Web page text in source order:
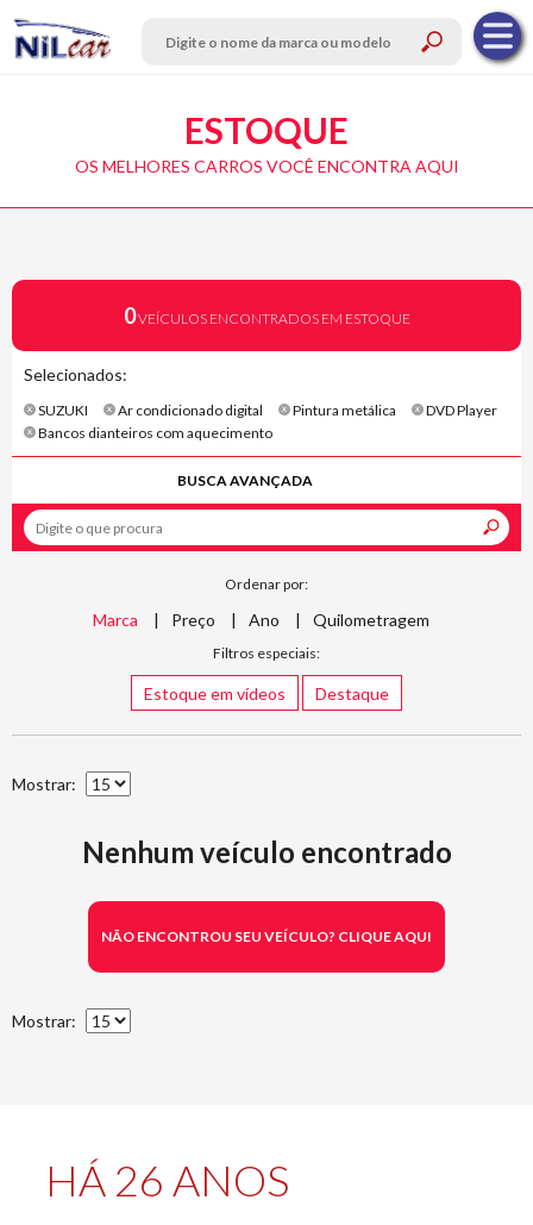
ESTOQUE
OS MELHORES CARROS VOCÊ ENCONTRA AQUI
0VEÍCULOS ENCONTRADOS EM ESTOQUE
Selecionados:
SUZUKI Ar condicionado digital Pintura metálica
DVD Player
Bancos dianteiros com aquecimento
BUSCA AVANÇADA
Ordenar por:
Marca Preço Ano Quilometragem
Filtros especiais:
Estoque em vídeos Destaque
Mostrar:
Nenhum veículo encontrado
NÃO ENCONTROU SEU VEÍCULO? CLIQUE AQUI
Mostrar:
HÁ 26 ANOS